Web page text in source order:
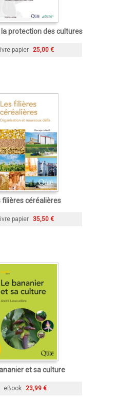
la protection des cultures
papier 25,00 €
filières céréalières
papier 35,50 €
et sa culture
eBook 23,99 €